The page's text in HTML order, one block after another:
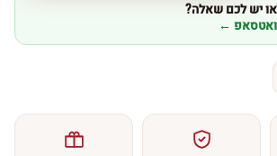
או יש לכם שאלה?
←